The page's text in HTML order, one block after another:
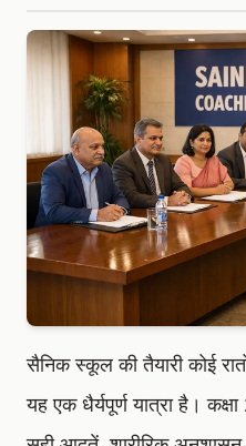
सैनिक स्कूल की तैयारी कोई
यह एक धैर्यपूर्ण यात्रा है।